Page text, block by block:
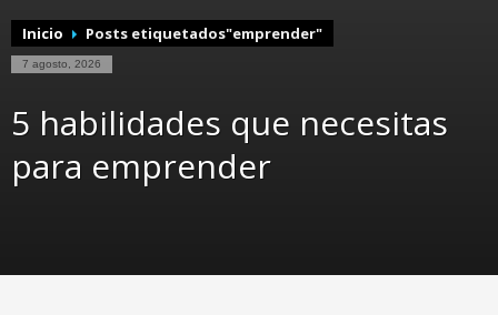
Inicio Posts etiquetados"emprender"
7 agosto, 2026
5 habilidades que necesitas
para emprender